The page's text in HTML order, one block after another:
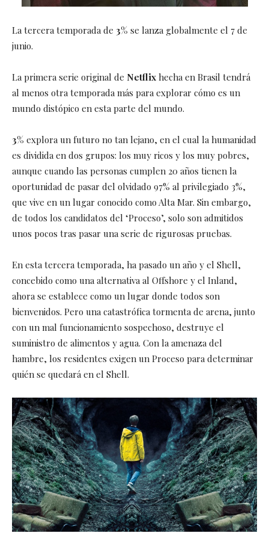
La tercera temporada de 3% se lanza globalmente el 7 de
junio.
La primera serie original de Netflix hecha en Brasil tendrá
al menos otra temporada más para explorar cómo es un
mundo distópico en esta parte del mundo.
3% explora un futuro no tan lejano, en el cual la humanidad
es dividida en dos grupos: los muy ricos y los muy pobres,
aunque cuando las personas cumplen 20 años tienen la
oportunidad de pasar del olvidado 97% al privilegiado 3%,
que vive en un lugar conocido como Alta Mar. Sin embargo,
de todos los candidatos del ‘Proceso’, solo son admitidos
unos pocos tras pasar una serie de rigurosas pruebas.
En esta tercera temporada, ha pasado un año y el Shell,
concebido como una alternativa al Offshore y el Inland,
ahora se establece como un lugar donde todos son
bienvenidos. Pero una catastrófica tormenta de arena, junto
con un mal funcionamiento sospechoso, destruye el
suministro de alimentos y agua. Con la amenaza del
hambre, los residentes exigen un Proceso para determinar
quién se quedará en el Shell.